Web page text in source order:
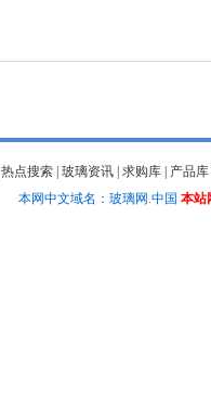
热点搜索 玻璃资讯 求购库
产品库
本网中文域名：玻璃网.中国 本站